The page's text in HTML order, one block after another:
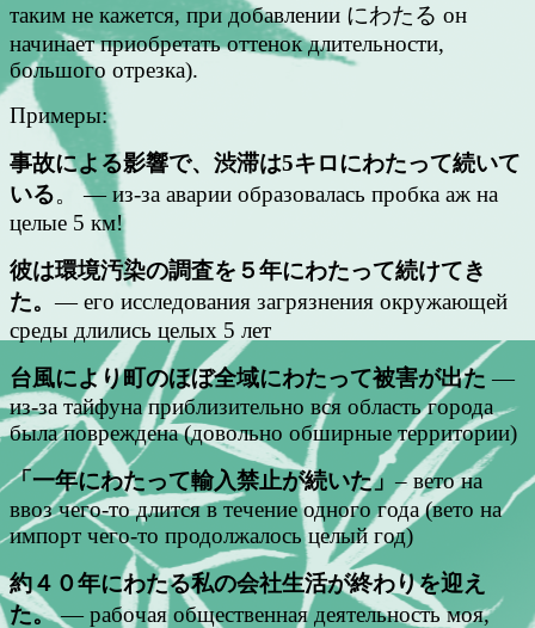
таким не кажется, при добавлении にわたる он
начинает приобретать оттенок длительности,
большого отрезка).
Примеры:
事故による影響で、渋滞は5キロにわたって続いて
いる。 — из-за аварии образовалась пробка аж на
целые 5 км!
彼は環境汚染の調査を５年にわたって続けてき
た。— его исследования загрязнения окружающей
среды длились целых 5 лет
台風により町のほぼ全域にわたって被害が出た —
из-за тайфуна приблизительно вся область города
была повреждена (довольно обширные территории)
「一年にわたって輸入禁止が続いた」 – вето на
ввоз чего-то длится в течение одного года (вето на
импорт чего-то продолжалось целый год)
約４０年にわたる私の会社生活が終わりを迎え
た。— рабочая общественная деятельность моя,